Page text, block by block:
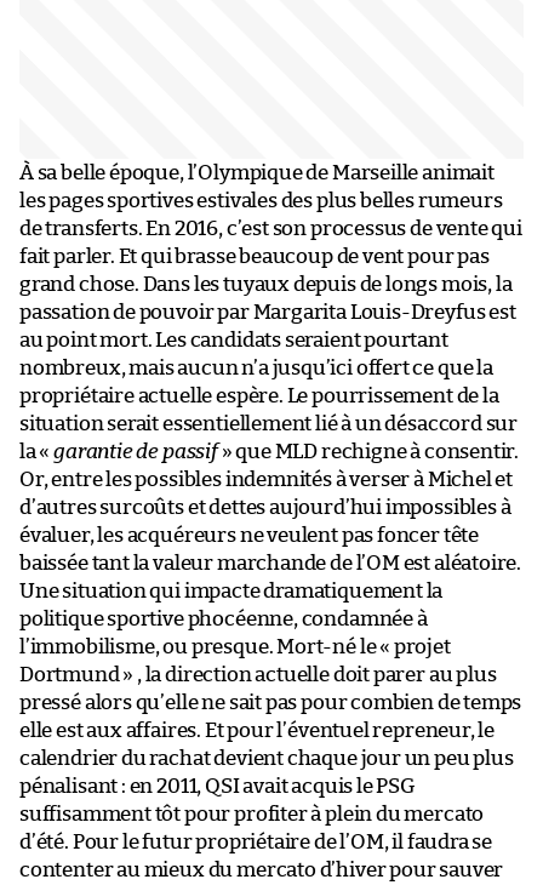
À sa belle époque, l’Olympique de Marseille animait
les pages sportives estivales des plus belles rumeurs
de transferts. En 2016, c’est son processus de vente qui
fait parler. Et qui brasse beaucoup de vent pour pas
grand chose. Dans les tuyaux depuis de longs mois, la
passation de pouvoir par Margarita Louis-Dreyfus est
au point mort. Les candidats seraient pourtant
nombreux, mais aucun n’a jusqu’ici offert ce que la
propriétaire actuelle espère. Le pourrissement de la
situation serait essentiellement lié à un désaccord sur
la «garantie de passif» que MLD rechigne à consentir.
Or, entre les possibles indemnités à verser à Michel et
d’autres surcoûts et dettes aujourd’hui impossibles à
évaluer, les acquéreurs ne veulent pas foncer tête
baissée tant la valeur marchande de l’OM est aléatoire.
Une situation qui impacte dramatiquement la
politique sportive phocéenne, condamnée à
l’immobilisme, ou presque. Mort-né le « projet
Dortmund » , la direction actuelle doit parer au plus
pressé alors qu’elle ne sait pas pour combien de temps
elle est aux affaires. Et pour l’éventuel repreneur, le
calendrier du rachat devient chaque jour un peu plus
pénalisant : en 2011, QSI avait acquis le PSG
suffisamment tôt pour profiter à plein du mercato
d’été. Pour le futur propriétaire de l’OM, il faudra se
contenter au mieux du mercato d’hiver pour sauver